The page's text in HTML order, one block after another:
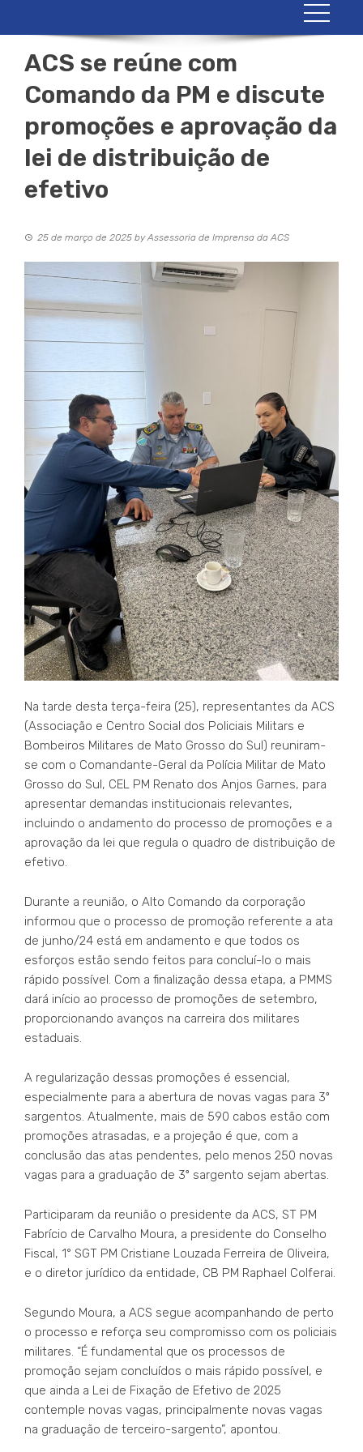
ACS se reúne com
Comando da PM e discute
promoções e aprovação da
lei de distribuição de
efetivo
25 de março de 2025 byAssessoria de Imprensa da ACS
Na tarde desta terça-feira (25), representantes da ACS
(Associação e Centro Social dos Policiais Militars e
Bombeiros Militares de Mato Grosso do Sul) reuniram-
se com o Comandante-Geral da Polícia Militar de Mato
Grosso do Sul, CEL PM Renato dos Anjos Garnes, para
apresentar demandas institucionais relevantes,
incluindo o andamento do processo de promoções e a
aprovação da lei que regula o quadro de distribuição de
efetivo.
Durante a reunião, o Alto Comando da corporação
informou que o processo de promoção referente a ata
de junho/24 está em andamento e que todos os
esforços estão sendo feitos para concluí-lo o mais
rápido possível. Com a finalização dessa etapa, a PMMS
dará início ao processo de promoções de setembro,
proporcionando avanços na carreira dos militares
estaduais.
A regularização dessas promoções é essencial,
especialmente para a abertura de novas vagas para 3º
sargentos. Atualmente, mais de 590 cabos estão com
promoções atrasadas, e a projeção é que, com a
conclusão das atas pendentes, pelo menos 250 novas
vagas para a graduação de 3º sargento sejam abertas.
Participaram da reunião o presidente da ACS, ST PM
Fabrício de Carvalho Moura, a presidente do Conselho
Fiscal, 1° SGT PM Cristiane Louzada Ferreira de Oliveira,
e o diretor jurídico da entidade, CB PM Raphael Colferai.
Segundo Moura, a ACS segue acompanhando de perto
o processo e reforça seu compromisso com os policiais
militares. “É fundamental que os processos de
promoção sejam concluídos o mais rápido possível, e
que ainda a Lei de Fixação de Efetivo de 2025
contemple novas vagas, principalmente novas vagas
na graduação de terceiro-sargento”, apontou.